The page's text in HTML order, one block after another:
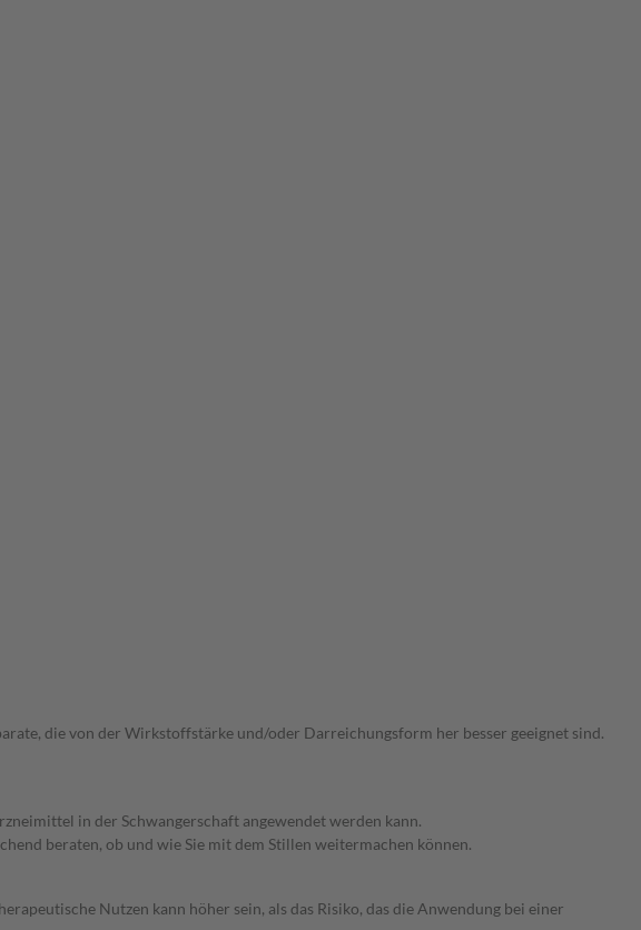
die von der Wirkstoffstärke und/oder Darreichungsform her besser geeignet sind.
in der Schwangerschaft angewendet werden kann.
beraten, ob und wie Sie mit dem Stillen weitermachen können.
Nutzen kann höher sein, als das Risiko, das die Anwendung bei einer